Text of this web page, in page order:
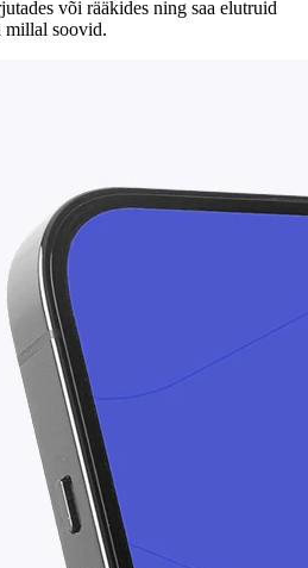
või rääkides ning saa elutruid
millal soovid.